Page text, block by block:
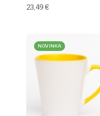
23,49 €
NOVINKA